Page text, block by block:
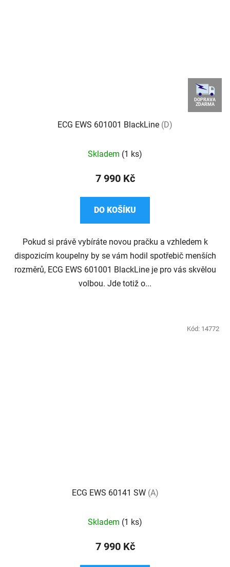
DOPRAVA
ZDARMA
ECG EWS 601001 BlackLine (D)
hodnocení
produktu
z
hvězdiček.
Skladem (1 ks)
7 990 Kč
DO KOŠÍKU
Pokud si právě vybíráte novou pračku a vzhledem k
dispozicím koupelny by se vám hodil spotřebič menších
rozměrů, ECG EWS 601001 BlackLine je pro vás skvělou
volbou. Jde totiž o...
ECG EWS 60141 SW (A)
Skladem (1 ks)
7 990 Kč
Kód: 14772